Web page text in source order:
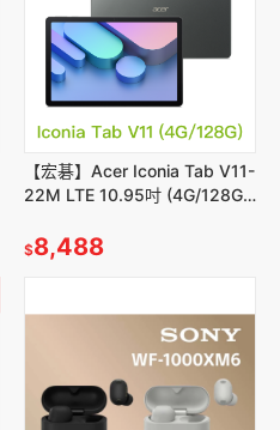
【宏碁】Acer Iconia Tab V11-
22M LTE 10.95吋 (4G/128G)
$8,488